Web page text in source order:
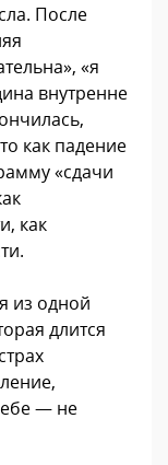
После
«я
внутренне
как падение
«сдачи
как
из одной
длится
— не